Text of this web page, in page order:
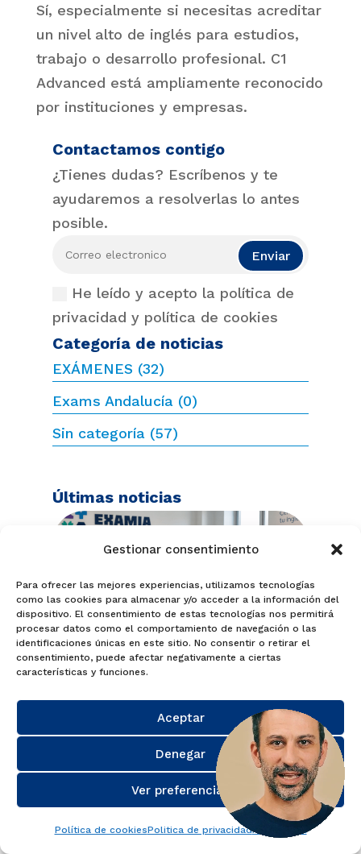
Gestionar consentimiento
Para ofrecer las mejores experiencias, utilizamos tecnologías
como las cookies para almacenar y/o acceder a la información del
dispositivo. El consentimiento de estas tecnologías nos permitirá
procesar datos como el comportamiento de navegación o las
identificaciones únicas en este sitio. No consentir o retirar el
consentimiento, puede afectar negativamente a ciertas
características y funciones.
Aceptar
Denegar
Ver preferencias
Política de cookiesPolitica de privacidadAviso Legal
Sí, especialmente si necesitas acreditar
un nivel alto de inglés para estudios,
trabajo o desarrollo profesional. C1
Advanced está ampliamente reconocido
por instituciones y empresas.
Contactamos contigo
¿Tienes dudas? Escríbenos y te
ayudaremos a resolverlas lo antes
posible.
He leído y acepto la política de
privacidad y política de cookies
Enviar
Categoría de noticias
EXÁMENES (32)
Exams Andalucía(0)
Sin categoría(57)
Últimas noticias
Linguaskill Granada: guía
completa para conseguir tu
Jun 16, 2026 |Sin categoría